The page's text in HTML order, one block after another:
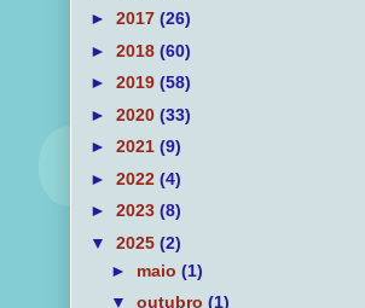
► 2017 (26)
► 2018 (60)
► 2019 (58)
► 2020 (33)
► 2021 (9)
► 2022 (4)
► 2023 (8)
▼ 2025 (2)
► maio (1)
▼ outubro (1)